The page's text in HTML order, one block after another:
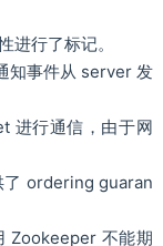
进行了标记。
知事件从 server 发
进行通信，由于网
了 ordering guaran
Zookeeper 不能期